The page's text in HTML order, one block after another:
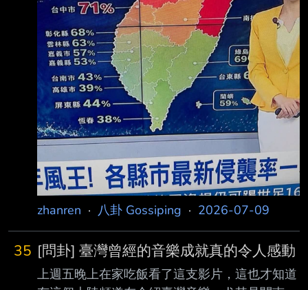
zhanren · 八卦 Gossiping · 2026-07-09
35 [問卦] 臺灣曾經的音樂成就真的令人感動
上週五晚上在家吃飯看了這支影片，這也才知道